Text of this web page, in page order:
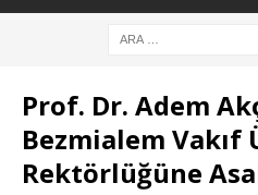
Prof. Dr. Adem
Bezmialem
Rektörlüğüne